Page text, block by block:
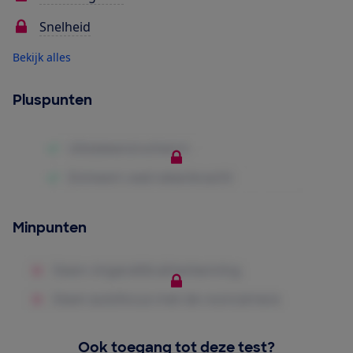
Snelheid
Bekijk alles
Pluspunten
Minpunten
Ook toegang tot deze test?